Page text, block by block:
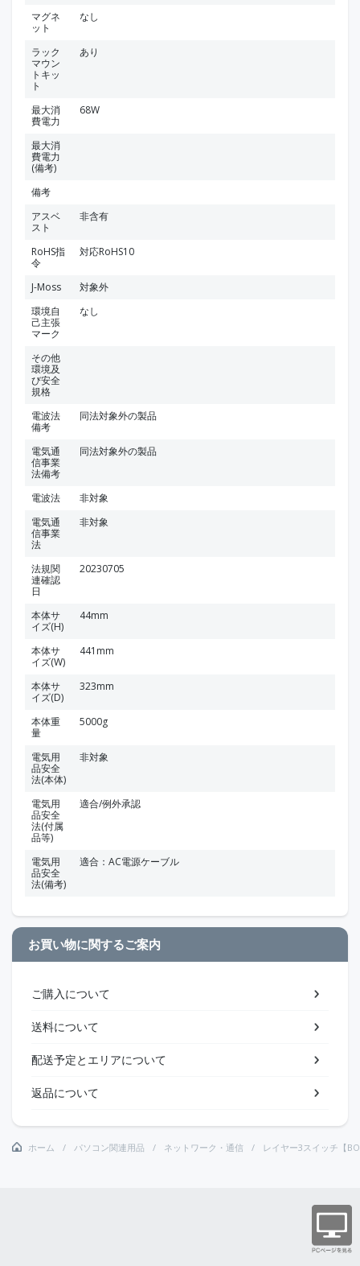
マグネ
ット
なし
ラック
マウン
トキッ
ト
あり
最大消
費電力
68W
最大消
費電力
(備考)
備考
アスベ
スト
非含有
RoHS指
令
対応RoHS10
J-Moss
対象外
環境自
己主張
マーク
なし
その他
環境及
び安全
規格
電波法
備考
同法対象外の製品
電気通
信事業
法備考
同法対象外の製品
電波法
非対象
電気通
信事業
法
非対象
法規関
連確認
日
20230705
本体サ
イズ(H)
44mm
本体サ
イズ(W)
441mm
本体サ
イズ(D)
323mm
本体重
量
5000g
電気用
品安全
法(本体)
非対象
電気用
品安全
法(付属
品等)
適合/例外承認
電気用
品安全
法(備考)
適合：AC電源ケーブル
お買い物に関するご案内
ご購入について
送料について
配送予定とエリアについて
返品について
ホーム パソコン関連用品 ネットワーク・通信 レイヤー3スイッチ【